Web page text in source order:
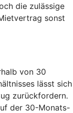
die zulässige
sonst
von 30
lässt sich
zurückfordern.
der 30-Monats-